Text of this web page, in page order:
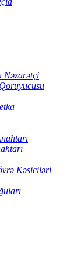
Nəzarətçi
Kəsiciləri